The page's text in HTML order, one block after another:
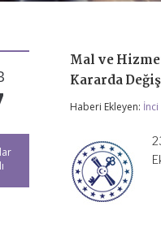
Mal ve
Kararda
Haberi Ekleyen: